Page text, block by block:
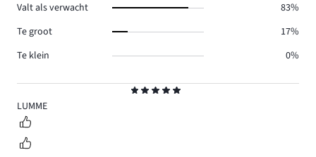
5LUMME
Valt als verwacht
83%
Te groot
17%
Te klein
0%